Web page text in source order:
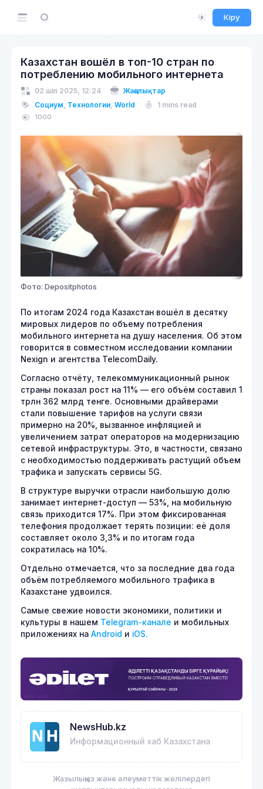
Кіру
Казахстан вошёл в топ-10 стран по
потреблению мобильного интернета
02 шіл 2025, 12:24
Жаңалықтар
Социум, Технологии, World 1 mins read
1000
Фото: Depositphotos
По итогам 2024 года Казахстан вошёл в десятку
мировых лидеров по объему потребления
мобильного интернета на душу населения. Об этом
говорится в совместном исследовании компании
Nexign и агентства TelecomDaily.
Согласно отчёту, телекоммуникационный рынок
страны показал рост на 11% — его объём составил 1
трлн 362 млрд тенге. Основными драйверами
стали повышение тарифов на услуги связи
примерно на 20%, вызванное инфляцией и
увеличением затрат операторов на модернизацию
сетевой инфраструктуры. Это, в частности, связано
с необходимостью поддерживать растущий объем
трафика и запускать сервисы 5G.
В структуре выручки отрасли наибольшую долю
занимает интернет-доступ — 53%, на мобильную
связь приходится 17%. При этом фиксированная
телефония продолжает терять позиции: её доля
составляет около 3,3% и по итогам года
сократилась на 10%.
Отдельно отмечается, что за последние два года
объём потребляемого мобильного трафика в
Казахстане удвоился.
Самые свежие новости экономики, политики и
культуры в нашем Telegram-канале и мобильных
приложениях на Android и iOS.
NewsHub.kz
Информационный хаб Казахстана
Жазылыңыз және әлеуметтік желілердегі